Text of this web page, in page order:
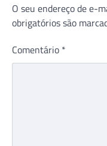
O seu endereço de e-
obrigatórios são
Comentário *